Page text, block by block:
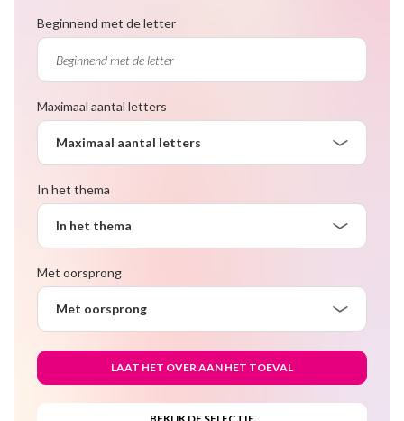
Beginnend met de letter
Maximaal aantal letters
Maximaal aantal letters
In het thema
In het thema
Met oorsprong
Met oorsprong